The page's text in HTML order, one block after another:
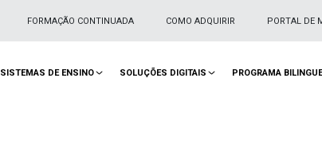
FORMAÇÃO CONTINUADA COMO ADQUIRIR PORTAL DE
SISTEMAS DE ENSINO SOLUÇÕES DIGITAIS PROGRAMA BILINGUE